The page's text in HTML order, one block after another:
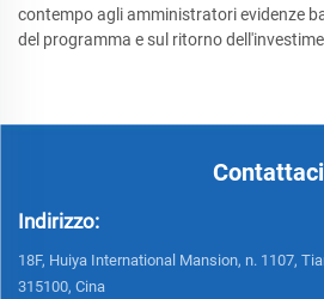
contempo agli amministratori evidenze
del programma e sul ritorno
Contattaci
Indirizzo:
18F, Huiya International Mansion, n. 1107,
315100, Cina